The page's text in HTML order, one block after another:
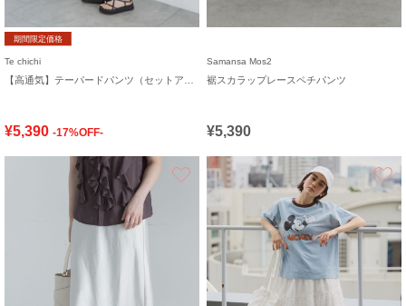
期間限定価格
Te chichi
¥5,390 -17%OFF-
Samansa Mos2
裾スカラップレースペチパンツ
¥5,390
お気に入り